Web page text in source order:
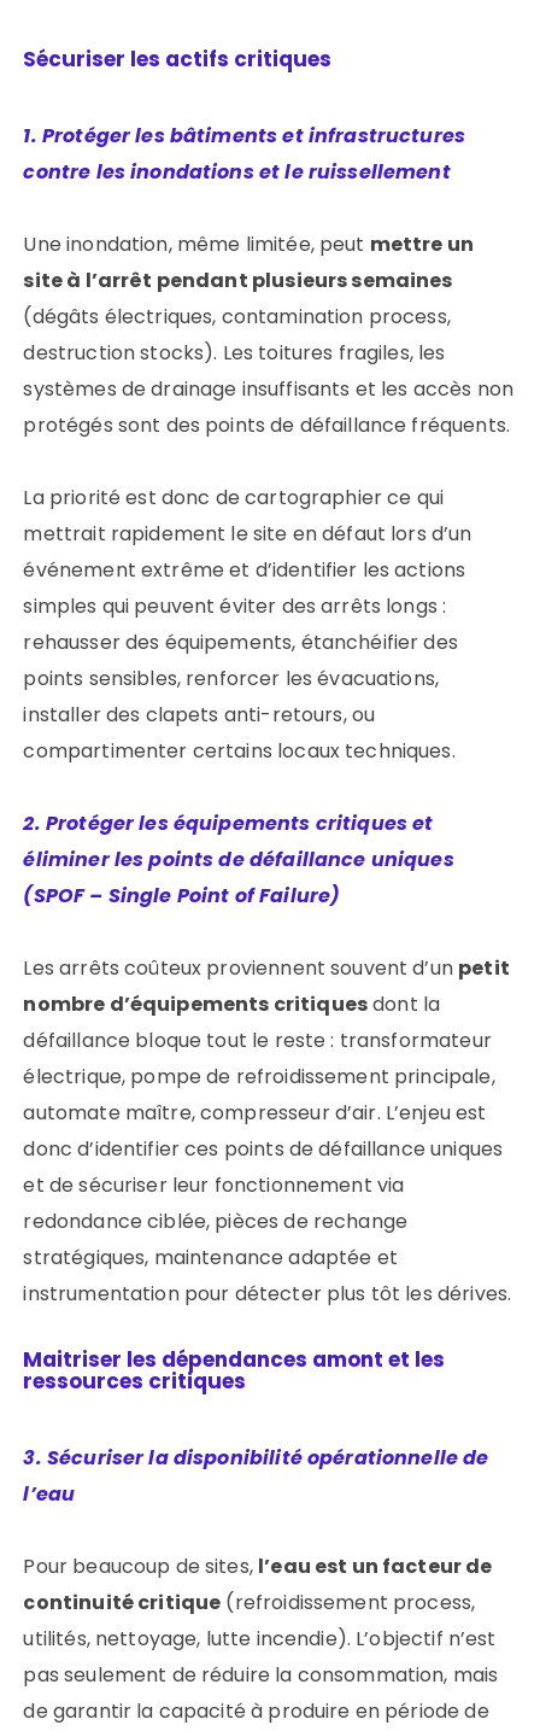
Sécuriser les actifs critiques
1. Protéger les bâtiments et infrastructures
contre les inondations et le ruissellement
Une inondation, même limitée, peut mettre un
site à l’arrêt pendant plusieurs semaines
(dégâts électriques, contamination process,
destruction stocks). Les toitures fragiles, les
systèmes de drainage insuffisants et les accès non
protégés sont des points de défaillance fréquents.
La priorité est donc de cartographier ce qui
mettrait rapidement le site en défaut lors d’un
événement extrême et d’identifier les actions
simples qui peuvent éviter des arrêts longs :
rehausser des équipements, étanchéifier des
points sensibles, renforcer les évacuations,
installer des clapets anti-retours, ou
compartimenter certains locaux techniques.
2. Protéger les équipements critiques et
éliminer les points de défaillance uniques
(SPOF – Single Point of Failure)
Les arrêts coûteux proviennent souvent d’un petit
nombre d’équipements critiquesdont la
défaillance bloque tout le reste : transformateur
électrique, pompe de refroidissement principale,
automate maître, compresseur d’air. L’enjeu est
donc d’identifier ces points de défaillance uniques
et de sécuriser leur fonctionnement via
redondance ciblée, pièces de rechange
stratégiques, maintenance adaptée et
instrumentation pour détecter plus tôt les dérives.
Maitriser les dépendances amont et les
ressources critiques
3. Sécuriser la disponibilité opérationnelle de
l’eau
Pour beaucoup de sites, l’eau est un facteur de
continuité critique (refroidissement process,
utilités, nettoyage, lutte incendie). L’objectif n’est
pas seulement de réduire la consommation, mais
de garantir la capacité à produire en période de